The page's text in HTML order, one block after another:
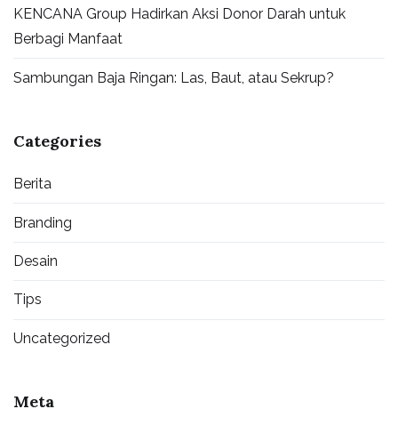
KENCANA Group Hadirkan Aksi Donor Darah untuk
Berbagi Manfaat
Sambungan Baja Ringan: Las, Baut, atau Sekrup?
Categories
Berita
Branding
Desain
Tips
Uncategorized
Meta